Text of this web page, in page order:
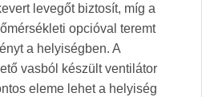
levegőt biztosít, míg a
opcióval teremt
a helyiségben. A
vasból készült ventilátor
eleme lehet a helyiség